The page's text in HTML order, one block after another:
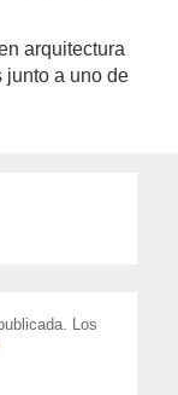
arquitectura
junto a uno de
Los